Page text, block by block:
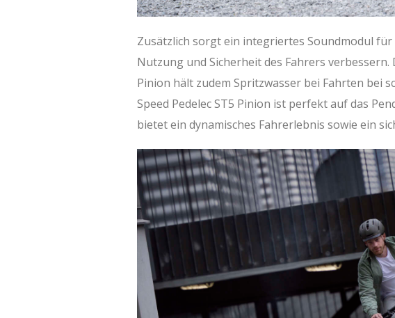
Zusätzlich sorgt ein integriertes Soundmodul
Nutzung und Sicherheit des Fahrers verbessern.
Pinion hält zudem Spritzwasser bei Fahrten bei
Speed Pedelec ST5 Pinion ist perfekt auf das
bietet ein dynamisches Fahrerlebnis sowie ein